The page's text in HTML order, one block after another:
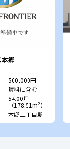
本郷
500,000円
賃料に含む
54.00坪
（178.51m²）
本郷三丁目駅